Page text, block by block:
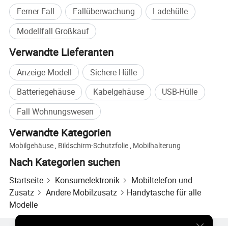
Ferner Fall
Fallüberwachung
Ladehülle
Modellfall Großkauf
Verwandte Lieferanten
Anzeige Modell
Sichere Hülle
Batteriegehäuse
Kabelgehäuse
USB-Hülle
Fall Wohnungswesen
Verwandte Kategorien
Mobilgehäuse, Bildschirm-Schutzfolie, Mobilhalterung
Nach Kategorien suchen
Startseite Konsumelektronik
Mobiltelefon und
Zusatz
Andere Mobilzusatz
Handytasche für alle
Modelle